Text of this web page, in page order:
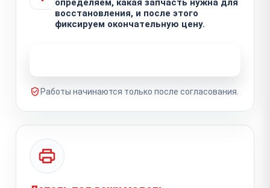
восстановления, и после этого
фиксируем окончательную цену.
Работы начинаются только после согласования.